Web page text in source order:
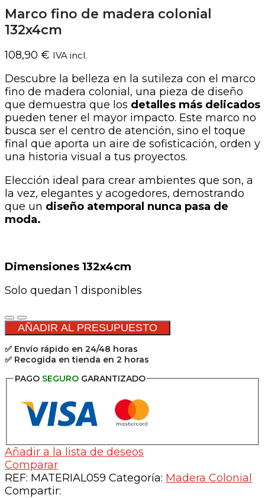
Marco fino de madera colonial
132x4cm
108,90 € IVA incl.
Descubre la belleza en la sutileza con el marco
fino de madera colonial, una pieza de diseño
que demuestra que los detalles más delicados
pueden tener el mayor impacto. Este marco no
busca ser el centro de atención, sino el toque
final que aporta un aire de sofisticación, orden y
una historia visual a tus proyectos.
Elección ideal para crear ambientes que son, a
la vez, elegantes y acogedores, demostrando
que un diseño atemporal nunca pasa de
moda.
Dimensiones 132x4cm
Solo quedan 1 disponibles
Marco
fino
de
madera
colonial
132x4cm
AÑADIR AL PRESUPUESTO
✅ Envío rápido en 24/48 horas
✅ Recogida en tienda en 2 horas
PAGO SEGUROGARANTIZADO
Añadir a la lista de deseos
Comparar
REF: MATERIAL059 Categoría: Madera Colonial
Compartir: